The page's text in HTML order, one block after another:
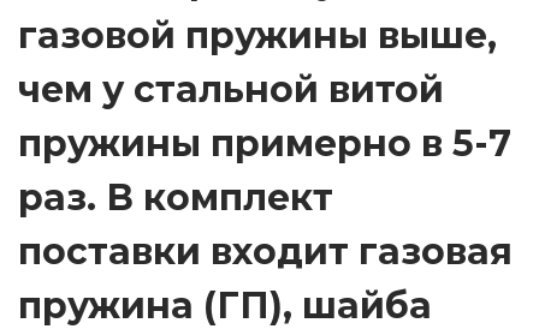
газовой пружины выше,
чем у стальной витой
пружины примерно в 5-7
раз. В комплект
поставки входит газовая
пружина (ГП), шайба